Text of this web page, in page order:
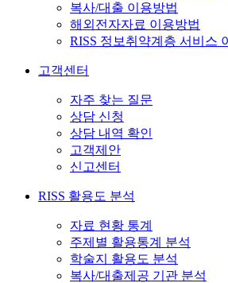
복사/대출 이용방법
해외전자자료 이용방법
RISS 정보취약계층 서비스
고객센터
자주 찾는 질문
상담 신청
상담 내역 확인
고객제안
신고센터
RISS 활용도 분석
자료 현황 통계
주제별 활용통계 분석
학술지 활용도 분석
복사/대출제공 기관 분석